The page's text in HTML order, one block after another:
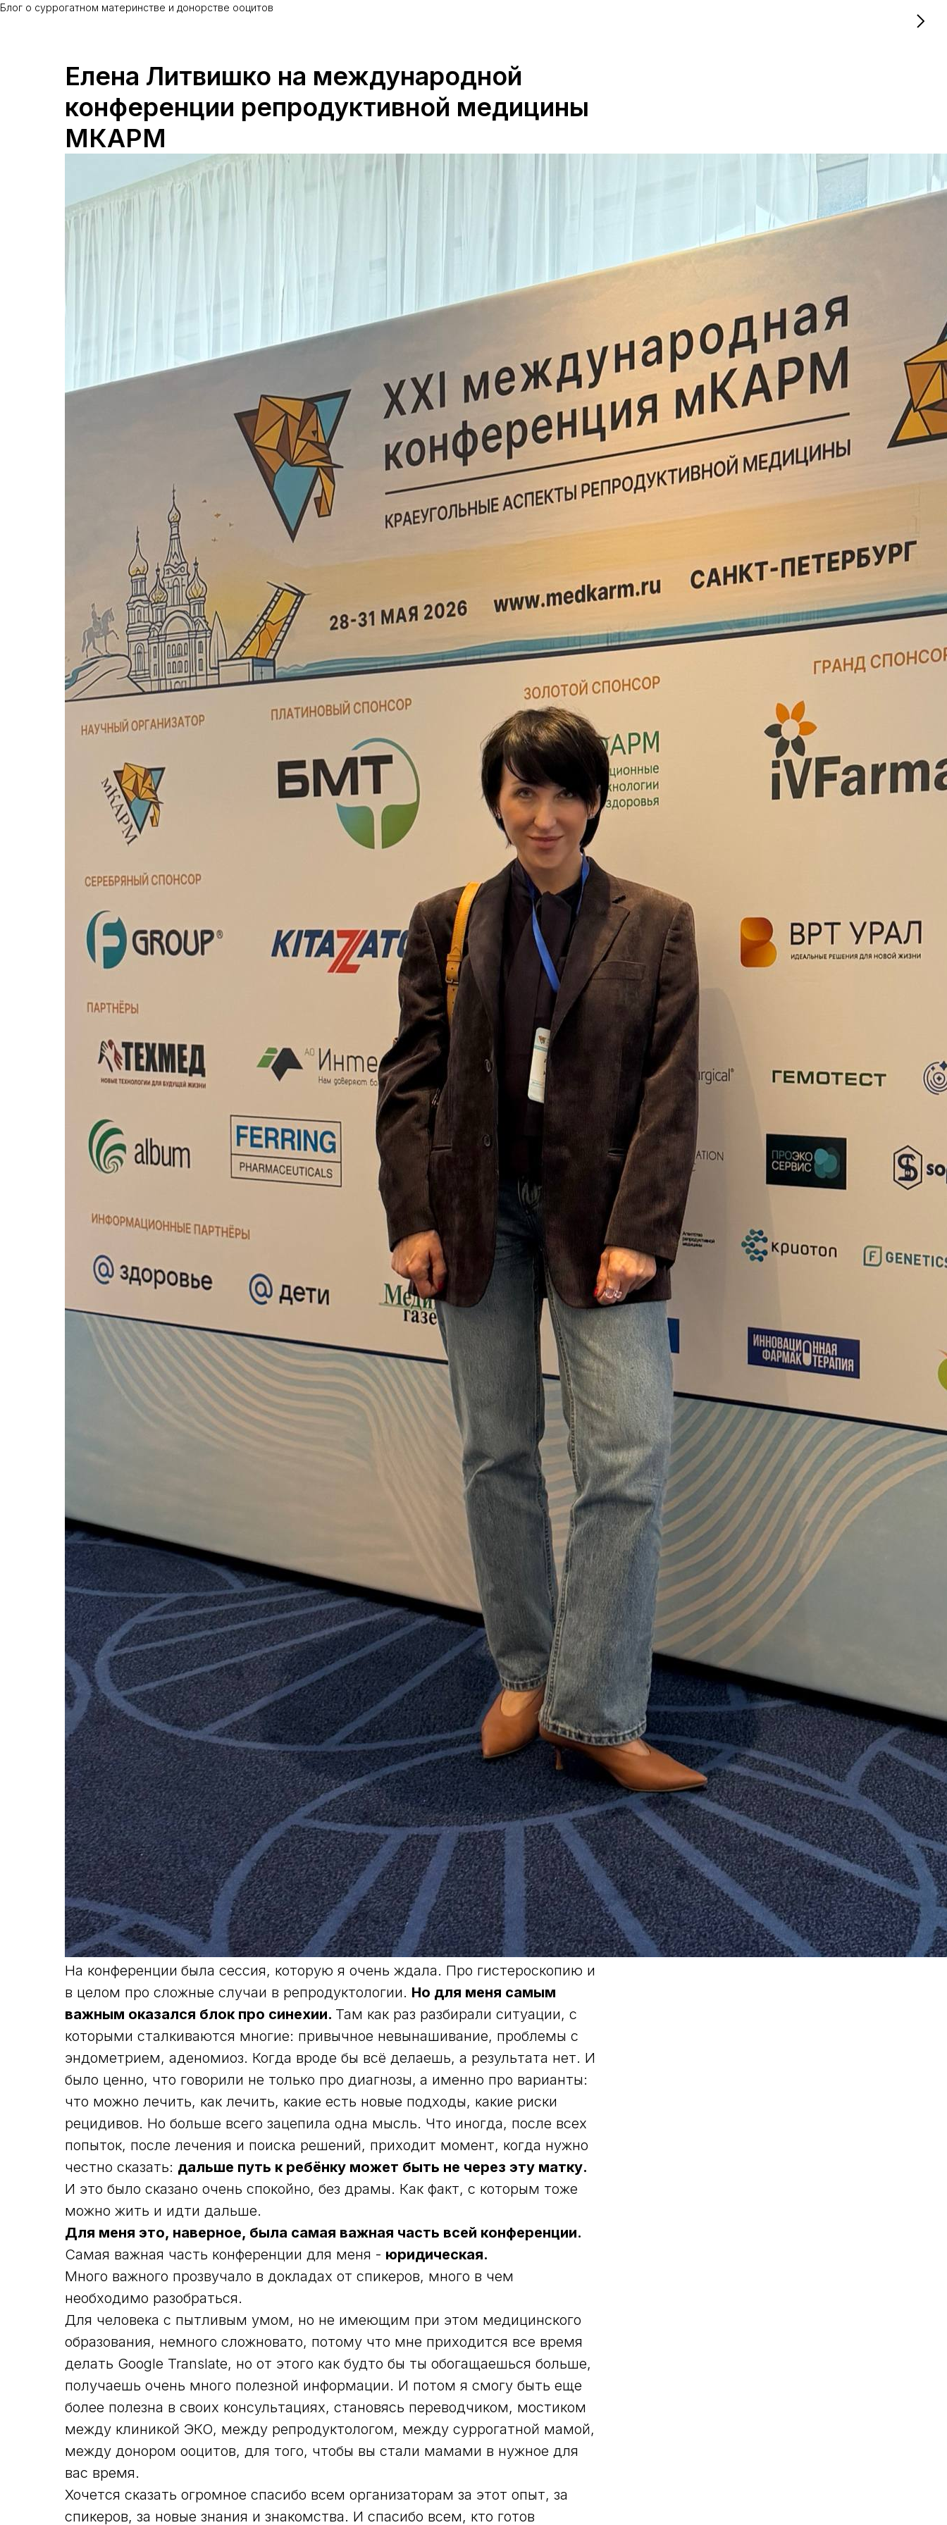
Блог о суррогатном материнстве и донорстве ооцитов
Елена Литвишко на международной
конференции репродуктивной медицины
МКАРМ
На конференции была сессия, которую я очень ждала. Про гистероскопию и
в целом про сложные случаи в репродуктологии. Но для меня самым
важным оказался блок про синехии. Там как раз разбирали ситуации, с
которыми сталкиваются многие: привычное невынашивание, проблемы с
эндометрием, аденомиоз. Когда вроде бы всё делаешь, а результата нет. И
было ценно, что говорили не только про диагнозы, а именно про варианты:
что можно лечить, как лечить, какие есть новые подходы, какие риски
рецидивов. Но больше всего зацепила одна мысль. Что иногда, после всех
попыток, после лечения и поиска решений, приходит момент, когда нужно
честно сказать: дальше путь к ребёнку может быть не через эту матку.
И это было сказано очень спокойно, без драмы. Как факт, с которым тоже
можно жить и идти дальше.
Для меня это, наверное, была самая важная часть всей конференции.
Самая важная часть конференции для меня - юридическая.
Много важного прозвучало в докладах от спикеров, много в чем
необходимо разобраться.
Для человека с пытливым умом, но не имеющим при этом медицинского
образования, немного сложновато, потому что мне приходится все время
делать Google Translate, но от этого как будто бы ты обогащаешься больше,
получаешь очень много полезной информации. И потом я смогу быть еще
более полезна в своих консультациях, становясь переводчиком, мостиком
между клиникой ЭКО, между репродуктологом, между суррогатной мамой,
между донором ооцитов, для того, чтобы вы стали мамами в нужное для
вас время.
Хочется сказать огромное спасибо всем организаторам за этот опыт, за
спикеров, за новые знания и знакомства. И спасибо всем, кто готов